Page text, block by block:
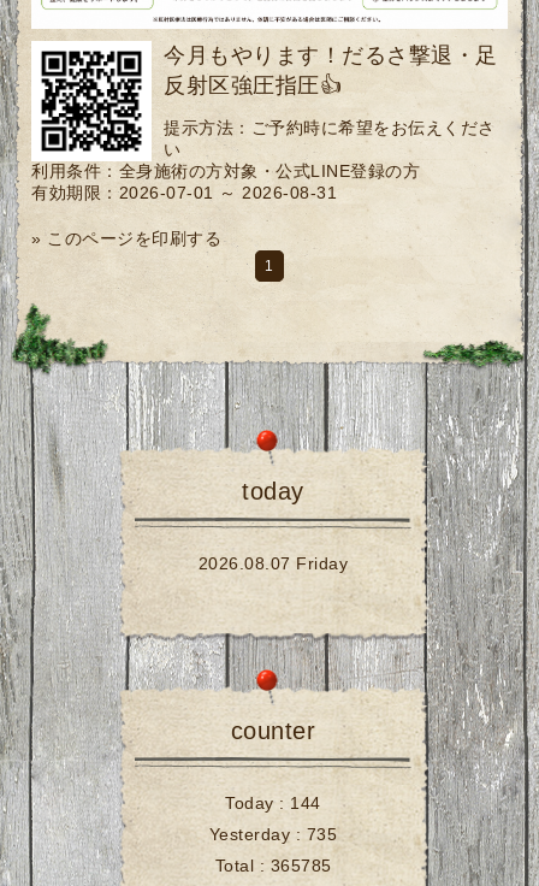
今月もやります！だるさ撃退・足
反射区強圧指圧👍
提示方法： ご予約時に希望をお伝えくださ
い
利用条件： 全身施術の方対象・公式LINE登録の方
有効期限：2026-07-01 ～ 2026-08-31
» このページを印刷する
1
today
2026.08.07 Friday
counter
Today : 144
Yesterday : 735
Total : 365785